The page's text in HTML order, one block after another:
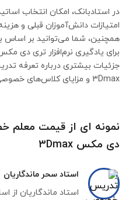
در استادبانک، امکان انتخاب
امتیازات دانش‌آموزان قبلی و
همچنین، شما می‌توانید بر اساس
جزئیات بیشتری درباره تعرفه
3Dmax و مزایای کلاس‌های خصوصی ارائه خواهیم داد.
نمونه ای از قیمت معلم
دی مکس 3Dmax
استاد سحر ماندگاریان